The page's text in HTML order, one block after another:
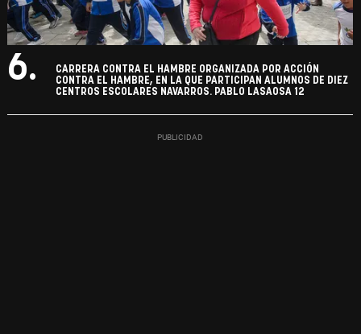
6.
CARRERA CONTRA EL HAMBRE ORGANIZADA POR ACCIÓN
CONTRA EL HAMBRE, EN LA QUE PARTICIPAN ALUMNOS DE DIEZ
CENTROS ESCOLARES NAVARROS. PABLO LASAOSA 12